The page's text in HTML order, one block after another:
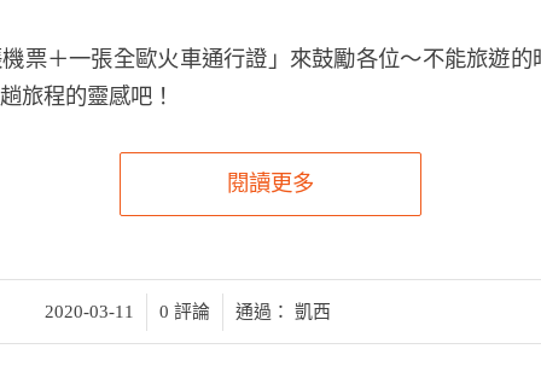
票＋一張全歐火車通行證」來鼓勵各位～不能旅遊
旅程的靈感吧！
閱讀更多
2020-03-11
/ 0 評論 通過： 凱西